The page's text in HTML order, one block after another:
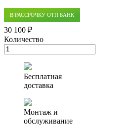
В РАССРОЧКУ ОТП БАНК
30 100 ₽
Количество
Количество
товара
Установка
обеззараживания
(УФО)
ОДВ-2С-1.5
Бесплатная
доставка
Монтаж и
обслуживание